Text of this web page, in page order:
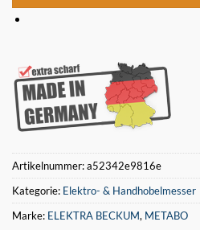
Artikelnummer:a52342e9816e
Kategorie: Elektro- & Handhobelmesser
Marke: ELEKTRA BECKUM, METABO